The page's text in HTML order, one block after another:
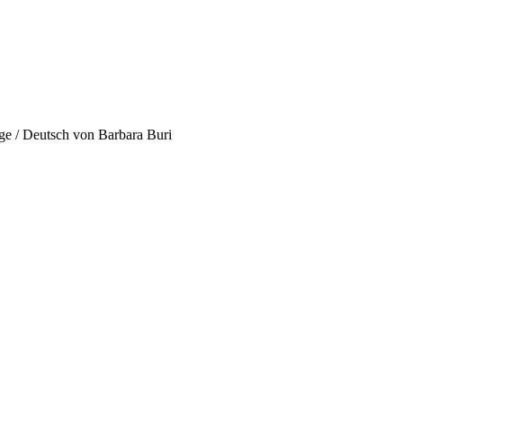
/ Deutsch von Barbara Buri